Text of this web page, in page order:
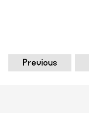
Previous